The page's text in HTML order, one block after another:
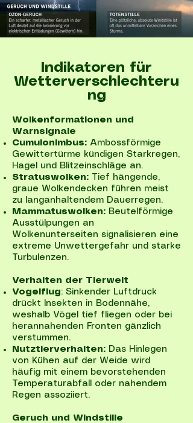
Indikatoren für
Wetterverschlechteru
ng
Wolkenformationen und
Warnsignale
Cumulonimbus: Ambossförmige
Gewittertürme kündigen Starkregen,
Hagel und Blitzeinschläge an.
Stratuswolken: Tief hängende,
graue Wolkendecken führen meist
zu langanhaltendem Dauerregen.
Mammatuswolken: Beutelförmige
Ausstülpungen an
Wolkenunterseiten signalisieren eine
extreme Unwettergefahr und starke
Turbulenzen.
Verhalten der Tierwelt
Vogelflug: Sinkender Luftdruck
drückt Insekten in Bodennähe,
weshalb Vögel tief fliegen oder bei
herannahenden Fronten gänzlich
verstummen.
Nutztierverhalten: Das Hinlegen
von Kühen auf der Weide wird
häufig mit einem bevorstehenden
Temperaturabfall oder nahendem
Regen assoziiert.
Geruch und Windstille